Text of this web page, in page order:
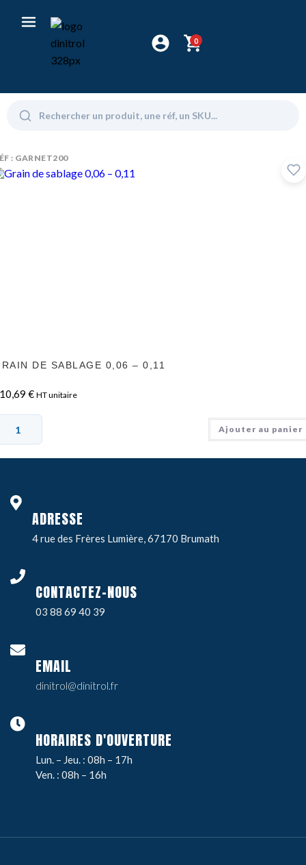
0
: GARNET200
DE SABLAGE 0,06 – 0,11
€ HT unitaire
Ajouter au panier
ADRESSE
4 rue des Frères Lumière, 67170 Brumath
CONTACTEZ-NOUS
03 88 69 40 39
EMAIL
dinitrol@dinitrol.fr
HORAIRES D'OUVERTURE
Lun. – Jeu. : 08h – 17h
Ven. : 08h – 16h